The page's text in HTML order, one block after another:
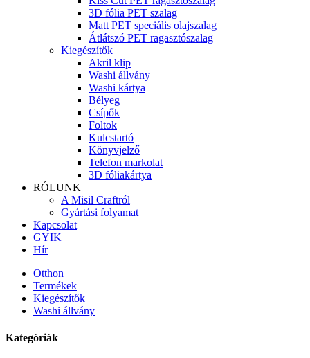
3D fólia PET szalag
Matt PET speciális olajszalag
Átlátszó PET ragasztószalag
Kiegészítők
Akril klip
Washi állvány
Washi kártya
Bélyeg
Csípők
Foltok
Kulcstartó
Könyvjelző
Telefon markolat
3D fóliakártya
RÓLUNK
A Misil Craftról
Gyártási folyamat
Kapcsolat
GYIK
Hír
Otthon
Termékek
Kiegészítők
Washi állvány
Kategóriák